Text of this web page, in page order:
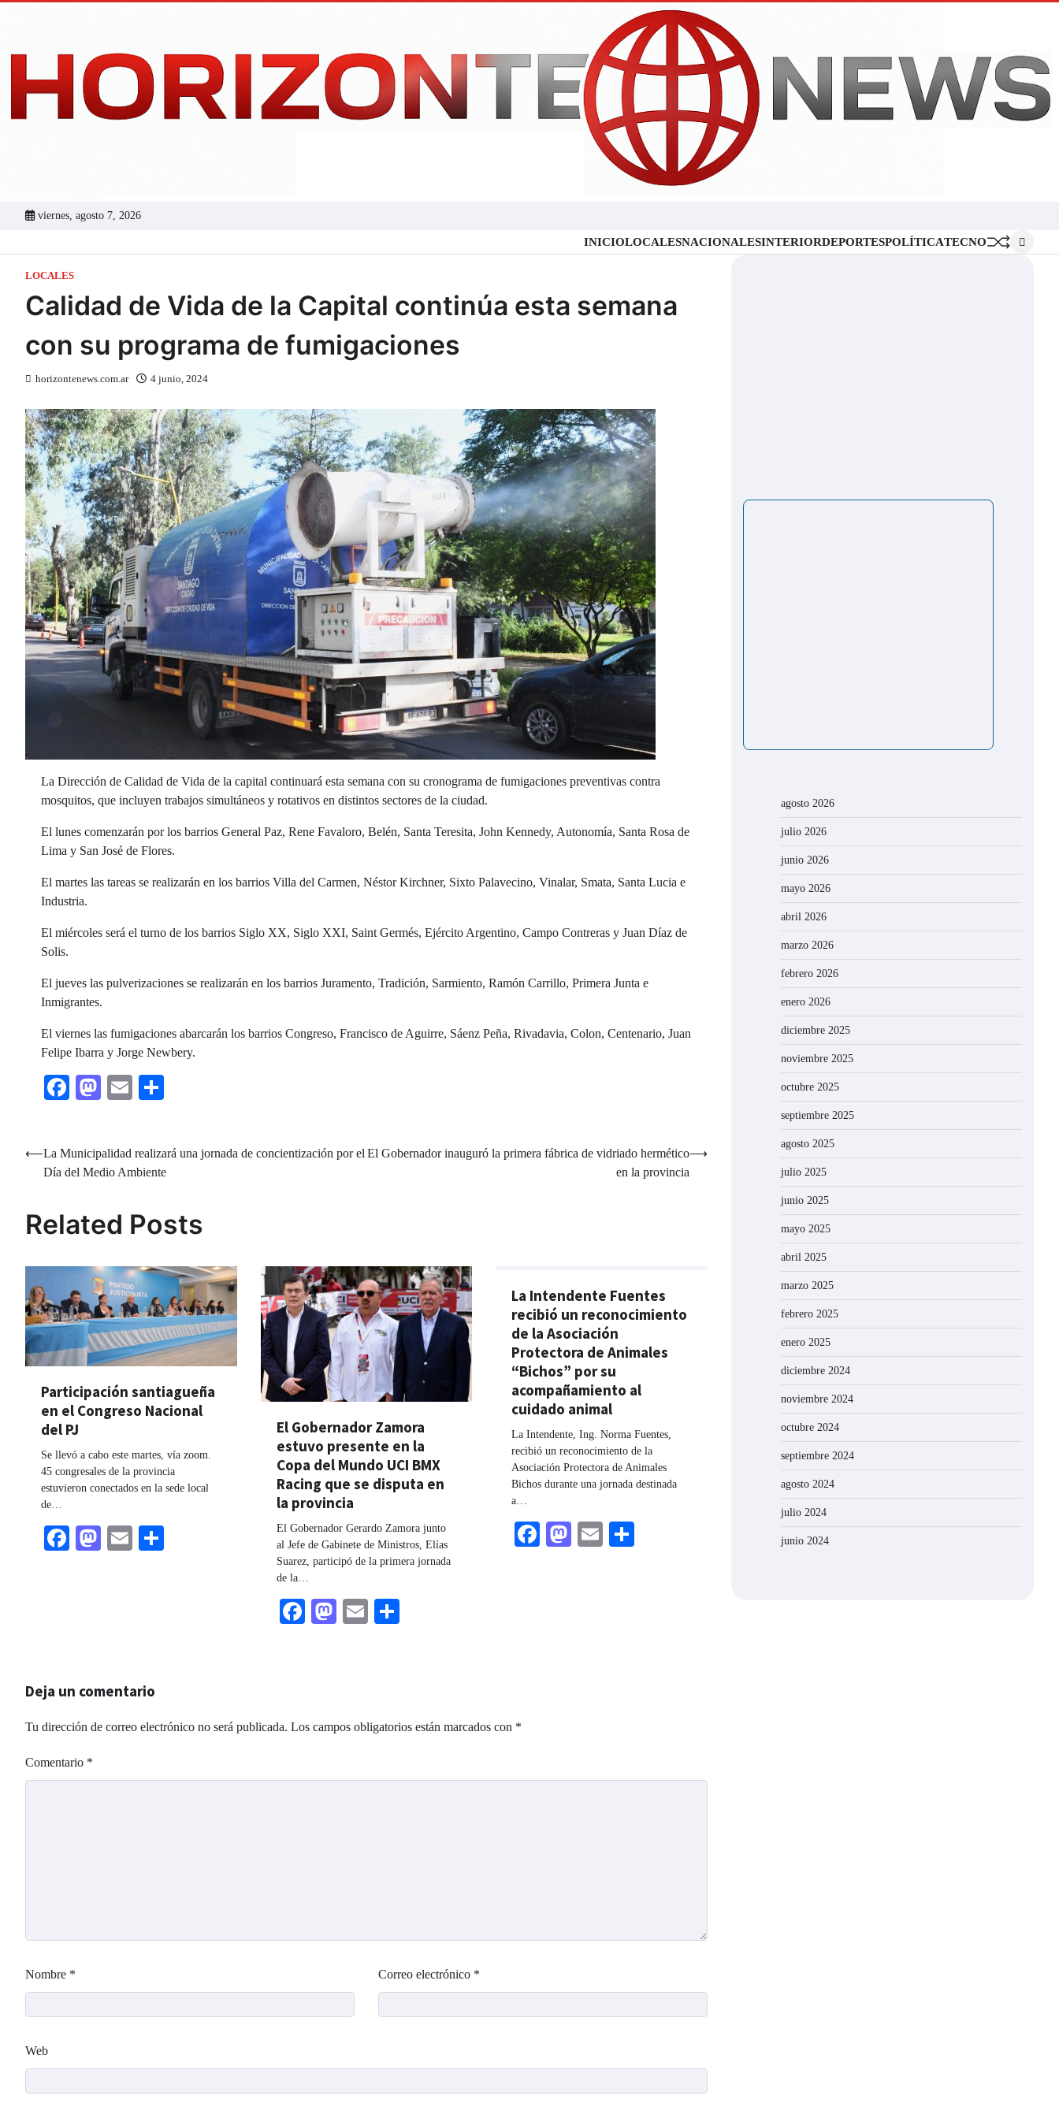
viernes, agosto 7, 2026
INICIOLOCALESNACIONALESINTERIORDEPORTESPOLÍTICATECNO
LOCALES
Calidad de Vida de la Capital continúa esta semana
con su programa de fumigaciones
horizontenews.com.ar 4 junio, 2024
La Dirección de Calidad de Vida de la capital continuará esta semana con su cronograma de fumigaciones preventivas contra
mosquitos, que incluyen trabajos simultáneos y rotativos en distintos sectores de la ciudad.
El lunes comenzarán por los barrios General Paz, Rene Favaloro, Belén, Santa Teresita, John Kennedy, Autonomía, Santa Rosa de
Lima y San José de Flores.
El martes las tareas se realizarán en los barrios Villa del Carmen, Néstor Kirchner, Sixto Palavecino, Vinalar, Smata, Santa Lucia e
Industria.
El miércoles será el turno de los barrios Siglo XX, Siglo XXI, Saint Germés, Ejército Argentino, Campo Contreras y Juan Díaz de
Solis.
El jueves las pulverizaciones se realizarán en los barrios Juramento, Tradición, Sarmiento, Ramón Carrillo, Primera Junta e
Inmigrantes.
El viernes las fumigaciones abarcarán los barrios Congreso, Francisco de Aguirre, Sáenz Peña, Rivadavia, Colon, Centenario, Juan
Felipe Ibarra y Jorge Newbery.
Facebook
Mastodon
Email
Navegación
⟵La Municipalidad realizará una jornada de concientización por el
Día del Medio Ambiente
El Gobernador inauguró la primera fábrica de vidriado hermético
en la provincia
⟶
Related Posts
Participación santiagueña
en el Congreso Nacional
del PJ
Se llevó a cabo este martes, vía zoom.
45 congresales de la provincia
estuvieron conectados en la sede local
de…
Facebook
Mastodon
Email
El Gobernador Zamora
estuvo presente en la
Copa del Mundo UCI BMX
Racing que se disputa en
la provincia
El Gobernador Gerardo Zamora junto
al Jefe de Gabinete de Ministros, Elías
Suarez, participó de la primera jornada
de la…
Facebook
Mastodon
Email
La Intendente Fuentes
recibió un reconocimiento
de la Asociación
Protectora de Animales
“Bichos” por su
acompañamiento al
cuidado animal
La Intendente, Ing. Norma Fuentes,
recibió un reconocimiento de la
Asociación Protectora de Animales
Bichos durante una jornada destinada
a…
Facebook
Mastodon
Email
Deja un comentario
Tu dirección de correo electrónico no será publicada. Los campos obligatorios están marcados con *
Comentario *
Nombre * Correo electrónico *
Web
agosto 2026
julio 2026
junio 2026
mayo 2026
abril 2026
marzo 2026
febrero 2026
enero 2026
diciembre 2025
noviembre 2025
octubre 2025
septiembre 2025
agosto 2025
julio 2025
junio 2025
mayo 2025
abril 2025
marzo 2025
febrero 2025
enero 2025
diciembre 2024
noviembre 2024
octubre 2024
septiembre 2024
agosto 2024
julio 2024
junio 2024